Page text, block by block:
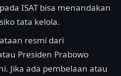
ISAT bisa menandakan
tata kelola.
resmi dari
Presiden Prabowo
Jika ada pembelaan atau